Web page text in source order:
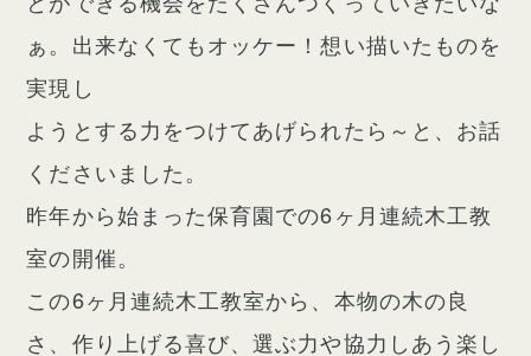
ぁ。出来なくてもオッケー！想い描いたものを
実現し
ようとする力をつけてあげられたら～と、お話
くださいました。
昨年から始まった保育園での6ヶ月連続木工教
室の開催。
この6ヶ月連続木工教室から、本物の木の良
さ、作り上げる喜び、選ぶ力や協力しあう楽し